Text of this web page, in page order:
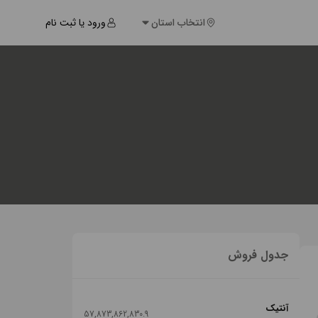
انتخاب استان ورود یا ثبت نام
جدول فروش
آنتیک 57,873,862,830.9